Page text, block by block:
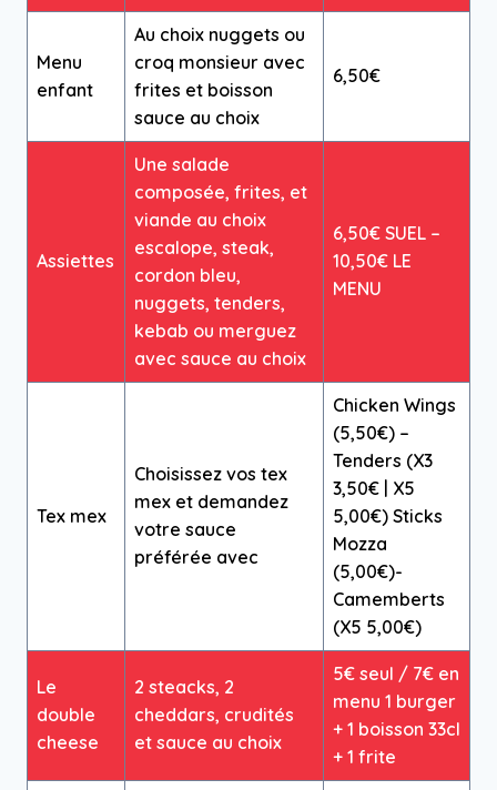
Menu
enfant
Au choix nuggets ou
croq monsieur avec
frites et boisson
sauce au choix
6,50€
Assiettes
Une salade
composée, frites, et
viande au choix
escalope, steak,
cordon bleu,
nuggets, tenders,
kebab ou merguez
avec sauce au choix
6,50€ SUEL –
10,50€ LE
MENU
Tex mex
Choisissez vos tex
mex et demandez
votre sauce
préférée avec
Chicken Wings
(5,50€) –
Tenders (X3
3,50€ | X5
5,00€) Sticks
Mozza
(5,00€)-
Camemberts
(X5 5,00€)
Le
double
cheese
2 steacks, 2
cheddars, crudités
et sauce au choix
5€ seul / 7€ en
menu 1 burger
+ 1 boisson 33cl
+ 1 frite